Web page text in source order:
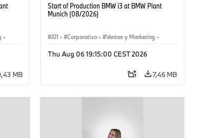
·
MB
Start of Production BMW i3 at BMW Plant
Munich (08/2026)
I01 · Corporativo · Ventas y Marketing ·
Thu Aug 06 19:15:00 CEST 2026
7,46 MB